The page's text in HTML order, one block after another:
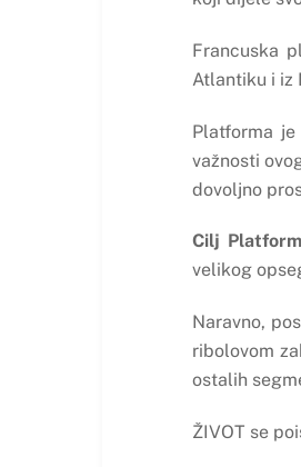
Francuska
Atlantiku i iz
Platforma
važnosti
dovoljno
Cilj
velikog
Naravno,
ribolovom
ostalih
ŽIVOT se